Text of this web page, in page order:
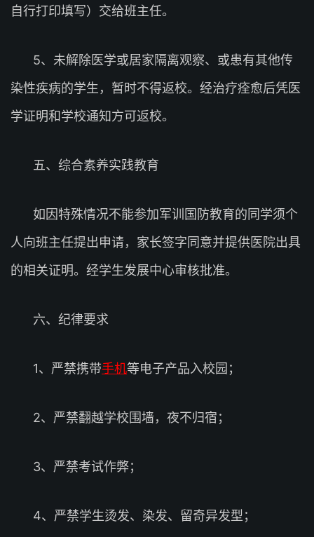
自行打印填写）交给班主任。
5、未解除医学或居家隔离观察、或患有其他传
染性疾病的学生，暂时不得返校。经治疗痊愈后凭医
学证明和学校通知方可返校。
五、综合素养实践教育
如因特殊情况不能参加军训国防教育的同学须个
人向班主任提出申请，家长签字同意并提供医院出具
的相关证明。经学生发展中心审核批准。
六、纪律要求
1、严禁携带手机等电子产品入校园；
2、严禁翻越学校围墙，夜不归宿；
3、严禁考试作弊；
4、严禁学生烫发、染发、留奇异发型；